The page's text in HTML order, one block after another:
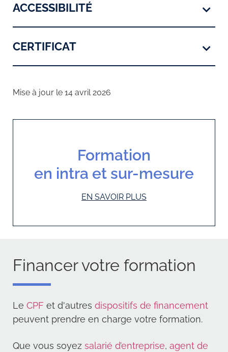
ACCESSIBILITÉ
CERTIFICAT
Mise à jour le 14 avril 2026
Formation
en intra et sur-mesure
EN SAVOIR PLUS
Financer votre formation
Le CPF et d'autres dispositifs de financement
peuvent prendre en charge votre formation.
Que vous soyez salarié d’entreprise, agent de